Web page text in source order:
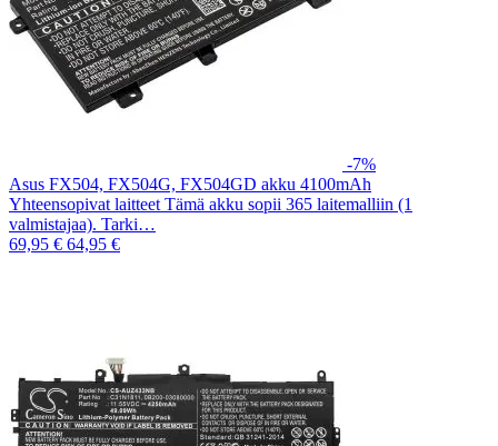
-7%
Asus FX504, FX504G, FX504GD akku 4100mAh
Yhteensopivat laitteet Tämä akku sopii 365 laitemalliin (1
valmistajaa). Tarki…
69,95 € 64,95 €